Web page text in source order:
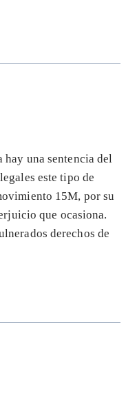
hay una sentencia del
este tipo de
15M, por su
que ocasiona.
derechos de